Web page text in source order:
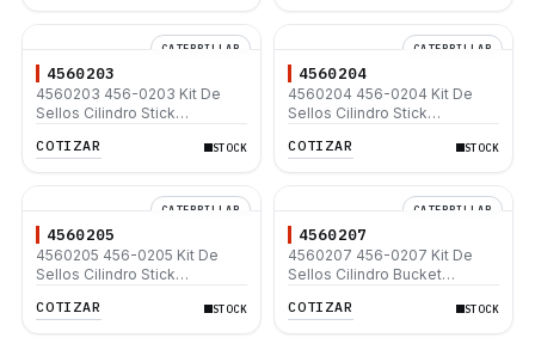
CATERPILLAR
4560203
4560203 456-0203 Kit De
Sellos Cilindro Stick
COTIZAR STOCK
CATERPILLAR
4560204
4560204 456-0204 Kit De
Sellos Cilindro Stick
320D2 320D2 L
COTIZAR STOCK
CATERPILLAR
4560205
4560205 456-0205 Kit De
Sellos Cilindro Stick
330D2
COTIZAR STOCK
CATERPILLAR
4560207
4560207 456-0207 Kit De
Sellos Cilindro Bucket
320D2 330D L
COTIZAR STOCK